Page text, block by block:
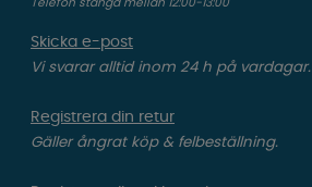
Telefon stängd mellan 12:00-13:00
Skicka e-post
Vi svarar alltid inom 24 h på vardagar.
Registrera din retur
Gäller ångrat köp & felbeställning.